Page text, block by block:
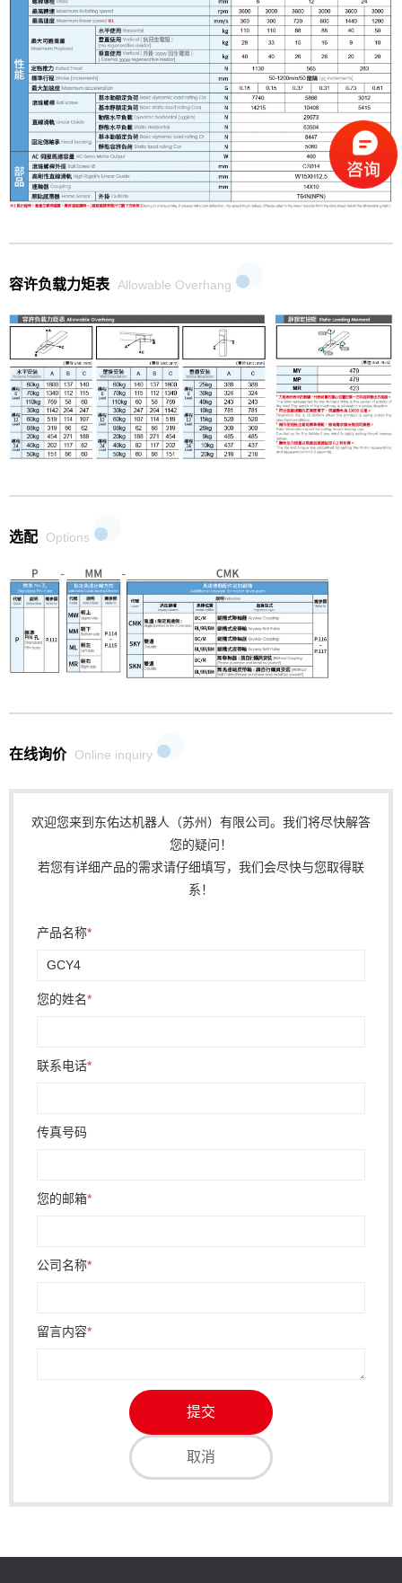
容许负载力矩表 Allowable Overhang
选配 Options
在线询价 Online inquiry
欢迎您来到东佑达机器人（苏州）有限公司。我们将尽快解答
您的疑问！
若您有详细产品的需求请仔细填写，我们会尽快与您取得联
系！
产品名称*
您的姓名*
联系电话*
传真号码
您的邮箱*
公司名称*
留言内容*